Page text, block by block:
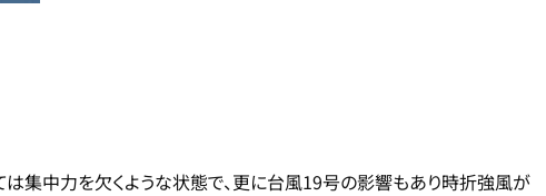
集中力を欠くような状態で、更に台風19号の影響もあり時折強風が